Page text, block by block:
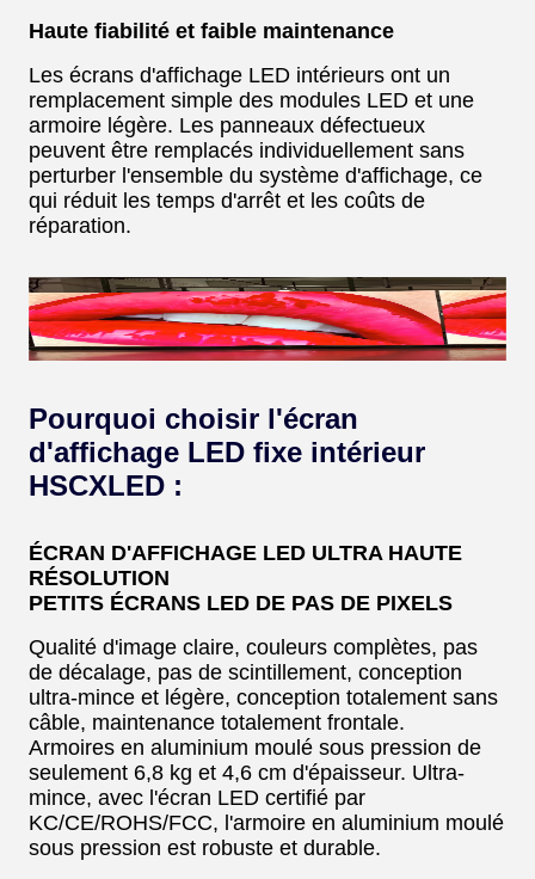
Haute fiabilité et faible maintenance
Les écrans d'affichage LED intérieurs ont un
remplacement simple des modules LED et une
armoire légère. Les panneaux défectueux
peuvent être remplacés individuellement sans
perturber l'ensemble du système d'affichage, ce
qui réduit les temps d'arrêt et les coûts de
réparation.
Pourquoi choisir l'écran
d'affichage LED fixe intérieur
HSCXLED :
ÉCRAN D'AFFICHAGE LED ULTRA HAUTE
RÉSOLUTION
PETITS ÉCRANS LED DE PAS DE PIXELS
Qualité d'image claire, couleurs complètes, pas
de décalage, pas de scintillement, conception
ultra-mince et légère, conception totalement sans
câble, maintenance totalement frontale.
Armoires en aluminium moulé sous pression de
seulement 6,8 kg et 4,6 cm d'épaisseur. Ultra-
mince, avec l'écran LED certifié par
KC/CE/ROHS/FCC, l'armoire en aluminium moulé
sous pression est robuste et durable.